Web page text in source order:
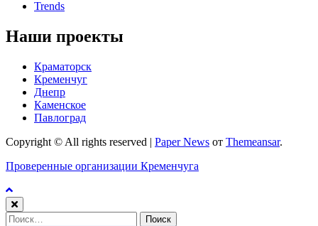
Trends
Наши проекты
Краматорск
Кременчуг
Днепр
Каменское
Павлоград
Copyright © All rights reserved | Paper News от Themeansar.
Проверенные организации Кременчуга
Найти: